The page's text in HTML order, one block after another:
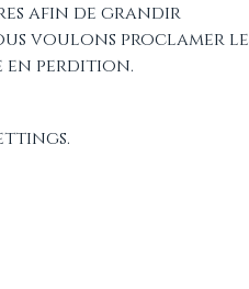
afin de grandir
voulons proclamer le
en perdition.